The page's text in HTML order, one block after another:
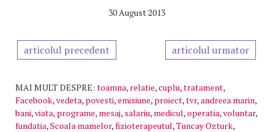
30 August 2013
articolul precedent articolul urmator
MAI MULT DESPRE: toamna, relatie,cuplu,tratament,
Facebook,vedeta, povesti,emisiune, proiect,tvr,andreea marin,
bani,viata, programe, mesaj, salariu, medicul,operatia,voluntar,
fundatia,Scoala mamelor,fizioterapeutul,Tuncay Ozturk,